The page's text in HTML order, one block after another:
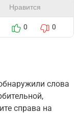
Нравится
0 0
слова
справа на